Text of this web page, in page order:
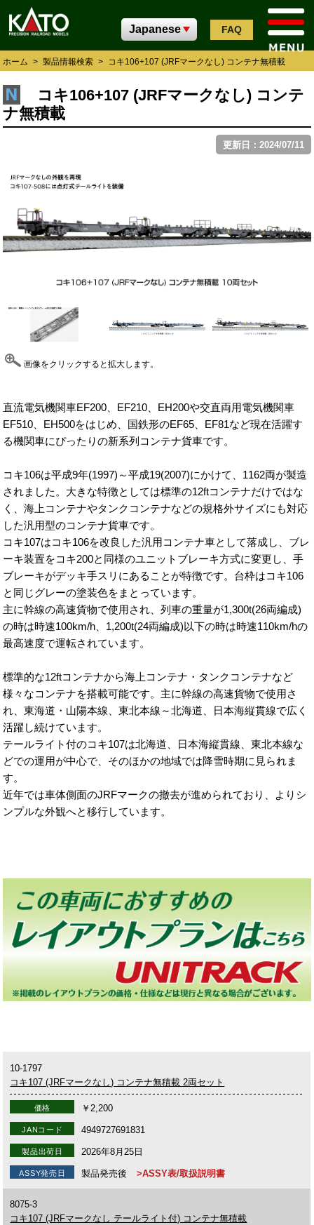
FAQ
ホーム > 製品情報検索 > コキ106+107 (JRFマークなし) コンテナ無積載
コキ106+107 (JRFマークなし) コンテ
ナ無積載
更新日：2024/07/11
画像をクリックすると拡大します。
直流電気機関車EF200、EF210、EH200や交直両用電気機関車
EF510、EH500をはじめ、国鉄形のEF65、EF81など現在活躍す
る機関車にぴったりの新系列コンテナ貨車です。
コキ106は平成9年(1997)～平成19(2007)にかけて、1162両が製造
されました。大きな特徴としては標準の12ftコンテナだけではな
く、海上コンテナやタンクコンテナなどの規格外サイズにも対応
した汎用型のコンテナ貨車です。
コキ107はコキ106を改良した汎用コンテナ車として落成し、ブレ
ーキ装置をコキ200と同様のユニットブレーキ方式に変更し、手
ブレーキがデッキ手スリにあることが特徴です。台枠はコキ106
と同じグレーの塗装色をまとっています。
主に幹線の高速貨物で使用され、列車の重量が1,300t(26両編成)
の時は時速100km/h、1,200t(24両編成)以下の時は時速110km/hの
最高速度で運転されています。
標準的な12ftコンテナから海上コンテナ・タンクコンテナなど
様々なコンテナを搭載可能です。主に幹線の高速貨物で使用さ
れ、東海道・山陽本線、東北本線～北海道、日本海縦貫線で広く
活躍し続けています。
テールライト付のコキ107は北海道、日本海縦貫線、東北本線な
どでの運用が中心で、そのほかの地域では降雪時期に見られま
す。
近年では車体側面のJRFマークの撤去が進められており、よりシ
ンプルな外観へと移行しています。
10-1797
コキ107 (JRFマークなし) コンテナ無積載 2両セット
価格 ￥2,200
JANコード 4949727691831
製品出荷日 2026年8月25日
ASSY発売日 製品発売後 >ASSY表/取扱説明書
8075-3
コキ107 (JRFマークなし テールライト付) コンテナ無積載